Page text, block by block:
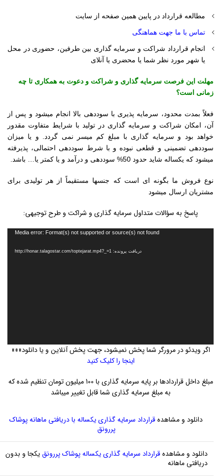
مطالعه قرارداد در پایین همین صفحه از سایت
تماس با ما جهت هماهنگی
انجام قرارداد شراکت و سرمایه گذاری بین طرفین، حضوری در محل
یا شهر مورد نظر شما یا محضری یا آنلای
مهلت این فرصت سرمایه گذاری و شراکت و دعوت به همکاری تا چه
زمانی است؟
فعلاً بمدت محدود، سرمایه پذیری با سوددهی بالا انجام میشود و پس از
آن، امکان شراکت و سرمایه گذاری در تولید با شرایط متفاوت مقدور
خواهد بود و سرمایه گذاری با مبلغ کم میسر نمی گردد. و یا میزان
سوددهی تضمینی و قطعی نبوده و با شرط سوددهی احتمالی، پذیرفته
میشود که یکساله شاید حدود 50% سوددهی و درآمد و یا کمتر یا… باشد.
نوع فروش ما بگونه ای است که جنسها مستقیماً از هر تولیدی برای
مشتریان ارسال میشود
پاسخ به سؤالات متداول سرمایه گذاری و شراکت و طرح توجیهی:
Media error: Format(s) not supported or source(s) not found
دریافت پرونده: http://honar.talagostar.com/toptejarat.mp4?_=1
اگر ویدئو در مرورگر شما پخش نمیشود، جهت پخش آنلاین و یا دانلود»»»
اینجا را کلیک کنید
مبلغ داخل قراردادها بر پایه سرمایه گذاری با 100 میلیون تومان تنظیم شده که
به مبلغ سرمایه گذاری شما قابل تغییر میباشد
دانلود و مشاهدهقرارداد سرمایه گذاری یکساله با دریافتی ماهانه پوشاک
پررونق
دانلود و مشاهدهقرارداد سرمایه گذاری یکساله پوشاک پررونق یکجا و بدون
دریافتی ماهانه